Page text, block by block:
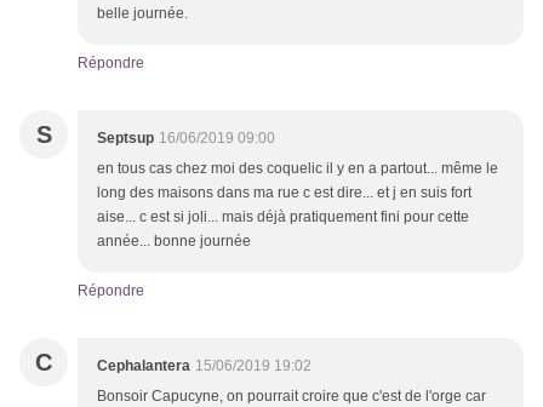
belle journée.
Répondre
S Septsup 16/06/2019 09:00
en tous cas chez moi des coquelic il y en a partout... même le
long des maisons dans ma rue c est dire... et j en suis fort
aise... c est si joli... mais déjà pratiquement fini pour cette
année... bonne journée
Répondre
C Cephalantera 15/06/2019 19:02
Bonsoir Capucyne, on pourrait croire que c'est de l'orge car